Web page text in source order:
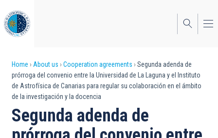
to
main
content
Breadcrumb
Home About us Cooperation agreements
Segunda adenda de
prórroga del convenio entre la Universidad de La Laguna y el Instituto
de Astrofísica de Canarias para regular su colaboración en el ámbito
de la investigación y la docencia
Segunda adenda de